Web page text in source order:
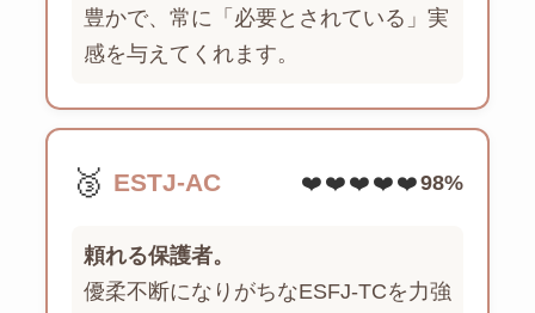
豊かで、常に「必要とされている」実
感を与えてくれます。
🥉 ESTJ-AC ❤️❤️❤️❤️❤️98%
頼れる保護者。
優柔不断になりがちなESFJ-TCを力強